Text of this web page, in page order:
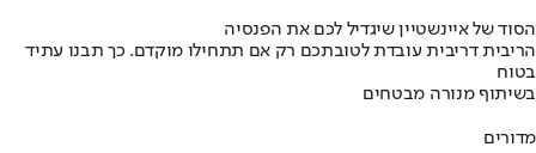
הסוד של איינשטיין שיגדיל לכם את הפנסיה
הריבית דריבית עובדת לטובתכם רק אם תתחילו מוקדם. כך תבנו עתיד
בטוח
בשיתוף מנורה מבטחים
מדורים